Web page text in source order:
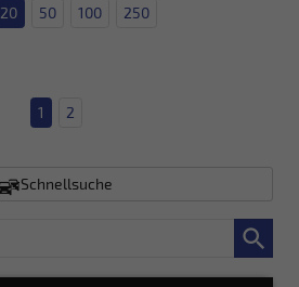
20 50 100 250
1 2
Schnellsuche